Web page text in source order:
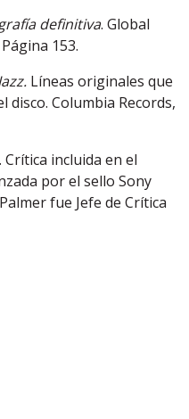
definitiva. Global
153.
Líneas originales que
Columbia Records,
incluida en el
por el sello Sony
fue Jefe de Crítica